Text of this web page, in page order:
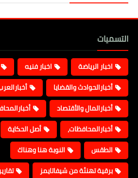
التسميات
اخبار الرياضة اخبار فنيه
أخبارالحوادث والقضايا
أخبارالمال والأقتصاد
أخبارالمحافظات،
أصل الحكاية
الطقس
النوبة هنا وهناك
برقية تهنئة من شيفاتايمز